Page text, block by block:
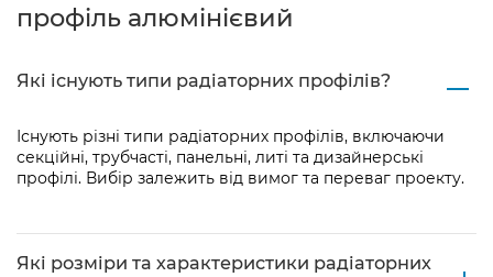
Як знайти та вибрати
Вибір відповідного радіаторного профілю ґрунтується
ефективність та довговічність. Наші продукти
поєднують у собі високу тепловіддачу, оптимальне
розподілення тепла та правильну обробку, що дозволяє
профіль алюмінієвий
Які існують типи радіаторних профілів?
Існують різні типи радіаторних профілів, включаючи
секційні, трубчасті, панельні, литі та дизайнерські
профілі. Вибір залежить від вимог та переваг проекту.
Які розміри та характеристики радіаторних